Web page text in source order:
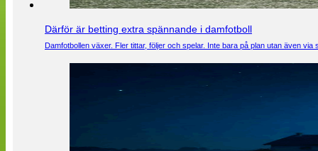
Därför är betting extra spännande i damfotboll
Damfotbollen växer. Fler tittar, följer och spelar. Inte bara på plan utan även